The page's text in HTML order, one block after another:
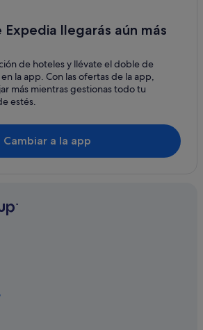
en Playa Flamenca
en Orihuela Costa
mascotas en La Zenia
en Cabo Roig
de golf Villamartín
mascotas en Orihuela Costa
Roig
Playa Flamenca
Expedia llegarás aún más
de hoteles y llévate el doble de
la app. Con las ofertas de la app,
más mientras gestionas todo tu
estés.
Cambiar a la app